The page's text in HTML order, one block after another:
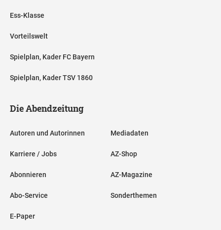
Ess-Klasse
Vorteilswelt
Spielplan, Kader FC Bayern
Spielplan, Kader TSV 1860
Die Abendzeitung
Autoren und Autorinnen
Karriere / Jobs
Abonnieren
Abo-Service
E-Paper
Mediadaten
AZ-Shop
AZ-Magazine
Sonderthemen